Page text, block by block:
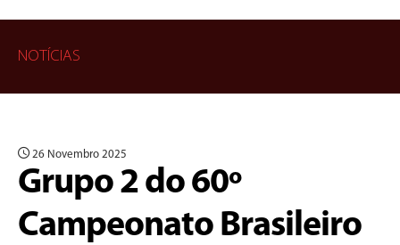
NOTÍCIAS
26 Novembro 2025
Grupo 2 do 60º
Campeonato Brasileiro